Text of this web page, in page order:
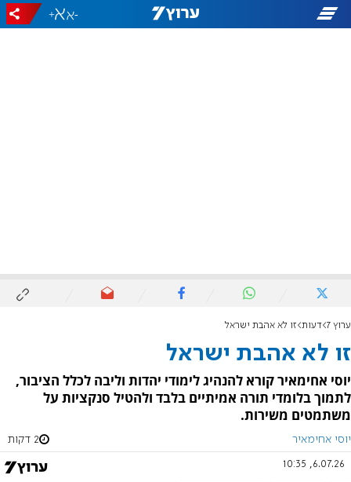
-
+
ערוץ 7 דעות זו לא אהבת ישראל
זו לא אהבת ישראל
יוסי אחימאיר קורא להנהיג לימודי יהדות וליבה לכלל הציבור,
לתמוך בלומדי תורה אמיתיים בלבד ולהטיל סנקציות על
משתמטים משירות.
יוסי אחימאיר 2 דקות
6.07.26, 10:35